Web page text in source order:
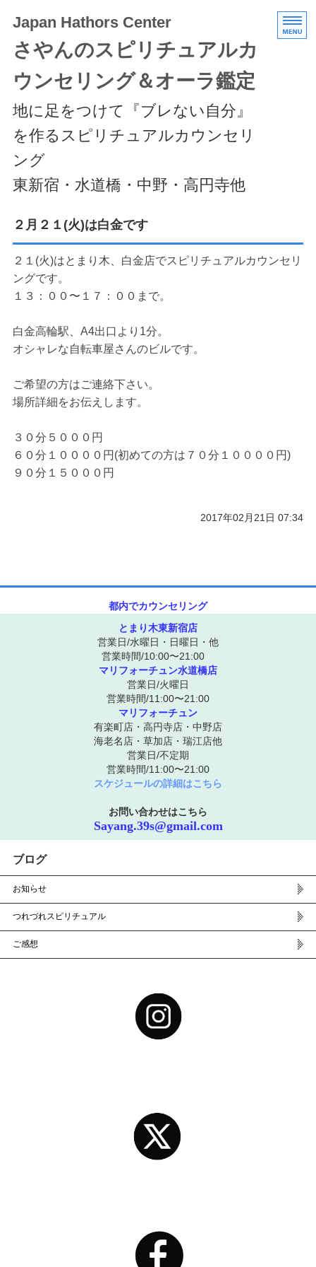
Japan Hathors Center
さやんのスピリチュアルカ
ウンセリング＆オーラ鑑定
地に足をつけて『ブレない自分』
を作るスピリチュアルカウンセリ
ング
東新宿・水道橋・中野・高円寺他
HOME
エキスパートクラス
ご予約/お問い合わせ
２月２１(火)は白金です
２１(火)はとまり木、白金店でスピリチュアルカウンセリ
ングです。
１３：００〜１７：００まで。
白金高輪駅、A4出口より1分。
オシャレな自転車屋さんのビルです。
ご希望の方はご連絡下さい。
場所詳細をお伝えします。
３０分５０００円
６０分１００００円(初めての方は７０分１００００円)
９０分１５０００円
2017年02月21日 07:34
都内でカウンセリング
とまり木東新宿店
営業日/水曜日・日曜日・他
営業時間/10:00〜21:00
マリフォーチュン水道橋店
営業日/火曜日
営業時間/11:00〜21:00
マリフォーチュン
有楽町店・高円寺店・中野店
海老名店・草加店・瑞江店他
営業日/不定期
営業時間/11:00〜21:00
スケジュールの詳細はこちら
お問い合わせはこちら
Sayang.39s@gmail.com
ブログ
お知らせ
つれづれスピリチュアル
ご感想